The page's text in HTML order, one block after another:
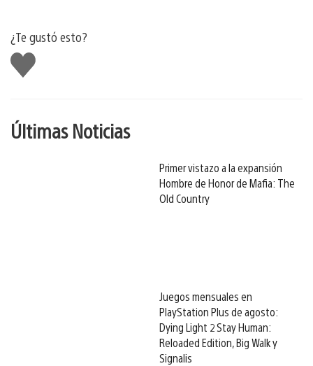
¿Te gustó esto?
Me
gusta
Últimas Noticias
Primer vistazo a la expansión
Hombre de Honor de Mafia: The
Old Country
Juegos mensuales en
PlayStation Plus de agosto:
Dying Light 2 Stay Human:
Reloaded Edition, Big Walk y
Signalis